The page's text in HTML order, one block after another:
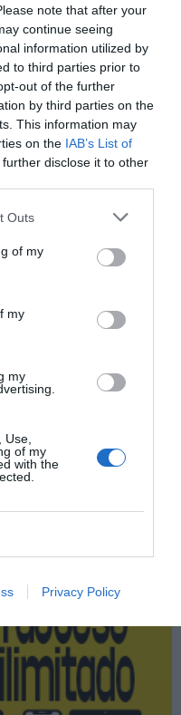
note that after your
continue seeing
information utilized by
to third parties prior to
out of the further
by third parties on the
This information may
on the IAB’s List of
disclose it to other
Outs
of my
my
my
of my
with the
Privacy Policy
con nosotros a
.
preferida de Google
noticias de actualidad.
ACTIVAR AHORA